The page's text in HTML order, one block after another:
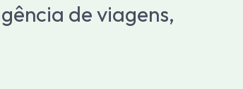
de viagens,